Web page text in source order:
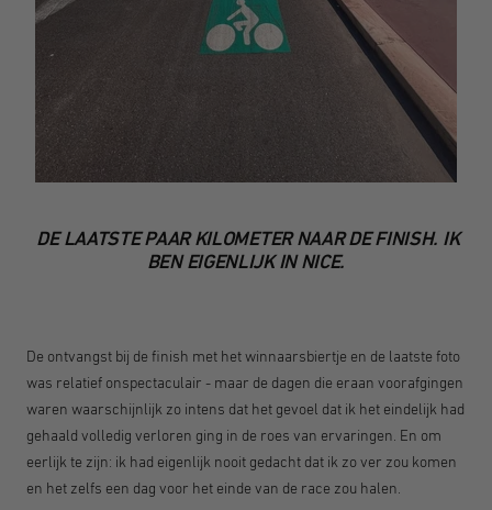
DE LAATSTE PAAR KILOMETER NAAR DE FINISH. IK
BEN EIGENLIJK IN NICE.
De ontvangst bij de finish met het winnaarsbiertje en de laatste foto
was relatief onspectaculair - maar de dagen die eraan voorafgingen
waren waarschijnlijk zo intens dat het gevoel dat ik het eindelijk had
gehaald volledig verloren ging in de roes van ervaringen. En om
eerlijk te zijn: ik had eigenlijk nooit gedacht dat ik zo ver zou komen
en het zelfs een dag voor het einde van de race zou halen.